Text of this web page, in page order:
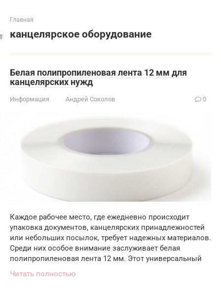
Главная
канцелярское оборудование
Белая полипропиленовая лента 12 мм для
канцелярских нужд
Информация Андрей Соколов 0
Каждое рабочее место, где ежедневно происходит
упаковка документов, канцелярских принадлежностей
или небольших посылок, требует надежных материалов.
Среди них особое внимание заслуживает белая
полипропиленовая лента 12 мм. Этот универсальный
Читать полностью